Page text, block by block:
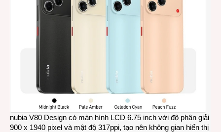
nubia V80 Design có màn hình LCD 6.75 inch với độ phân giải
900 x 1940 pixel và mật độ 317ppi, tạo nên không gian hiển thị